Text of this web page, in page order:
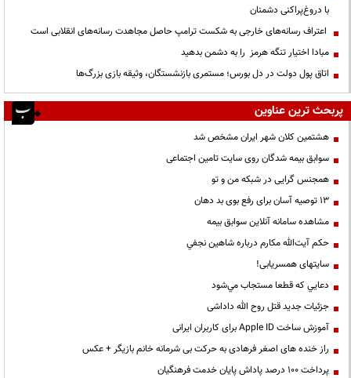
با دروغ‌پراکنی دشمنان
اعتراف رسانه‌های خارجی به شکست ترامپ حاصل مجاهدت رسانه‌های انقلابی است
مبادا اختیار تنگه هرمز را به دشمن بدهید
اتاق پول دولت در دل بورس؛ مستمری بازنشستگان، وثیقه بازی بزرگ‌ها
پربحث ترین عناوین
هشتمین کلان شهر ایران مشخص شد
سوابق بیمه شدگان روی سایت تامین اجتماعی
همجنس گرایی در شبکه من و تو
13 توصیه آسان برای رفع بوی بد دهان
مشاهده سامانه آنلاين سوابق بیمه
حكم آيت‌الله مكارم درباره شاهين نجفي
سایتهای همسریابی!
دعايي كه قطعا مستجاب مي‌شود
جزئیات جدید قتل روح الله داداشی
آموزش ساخت Apple ID برای کاربران ایرانی
راز خنده های اصغر فرهادی به حرکت بی شرمانه خانم بازیگر + عکس
پرداخت ۱۰۰ درصد پاداش پایان خدمت فرهنگیان